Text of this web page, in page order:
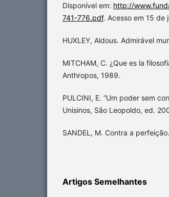
Disponível em: http://
741-776.pdf. Acesso em 15 de
HUXLEY, Aldous. Admirável
MITCHAM, C. ¿Que es la
Anthropos, 1989.
PULCINI, E. “Um poder sem
Unisinos, São Leopoldo, ed.
SANDEL, M. Contra a
Artigos Semelhantes